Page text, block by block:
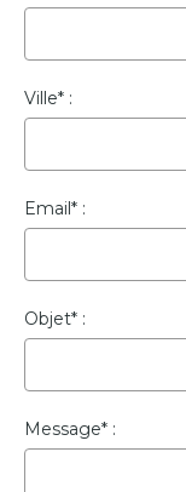
Ville*
Email*
Objet*
Message*